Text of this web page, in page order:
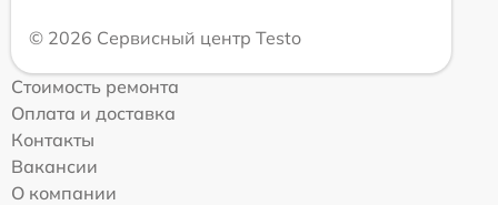
© 2026 Сервисный центр Testo
Стоимость ремонта
Оплата и доставка
Контакты
Вакансии
О компании